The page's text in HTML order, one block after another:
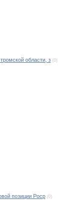
области, з (0)
позиции Роср (0)